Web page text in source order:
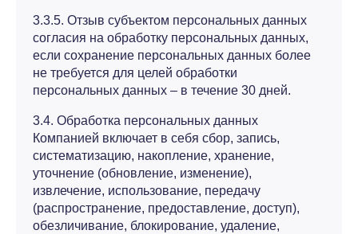
3.3.5. Отзыв субъектом персональных данных
согласия на обработку персональных данных,
если сохранение персональных данных более
не требуется для целей обработки
персональных данных – в течение 30 дней.
3.4. Обработка персональных данных
Компанией включает в себя сбор, запись,
систематизацию, накопление, хранение,
уточнение (обновление, изменение),
извлечение, использование, передачу
(распространение, предоставление, доступ),
обезличивание, блокирование, удаление,